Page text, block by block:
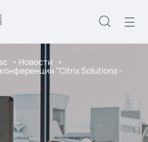
Новости
"Citrix Solutions -